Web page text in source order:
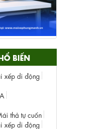
BIẾN
xếp di động
thả tự cuốn
xếp di động